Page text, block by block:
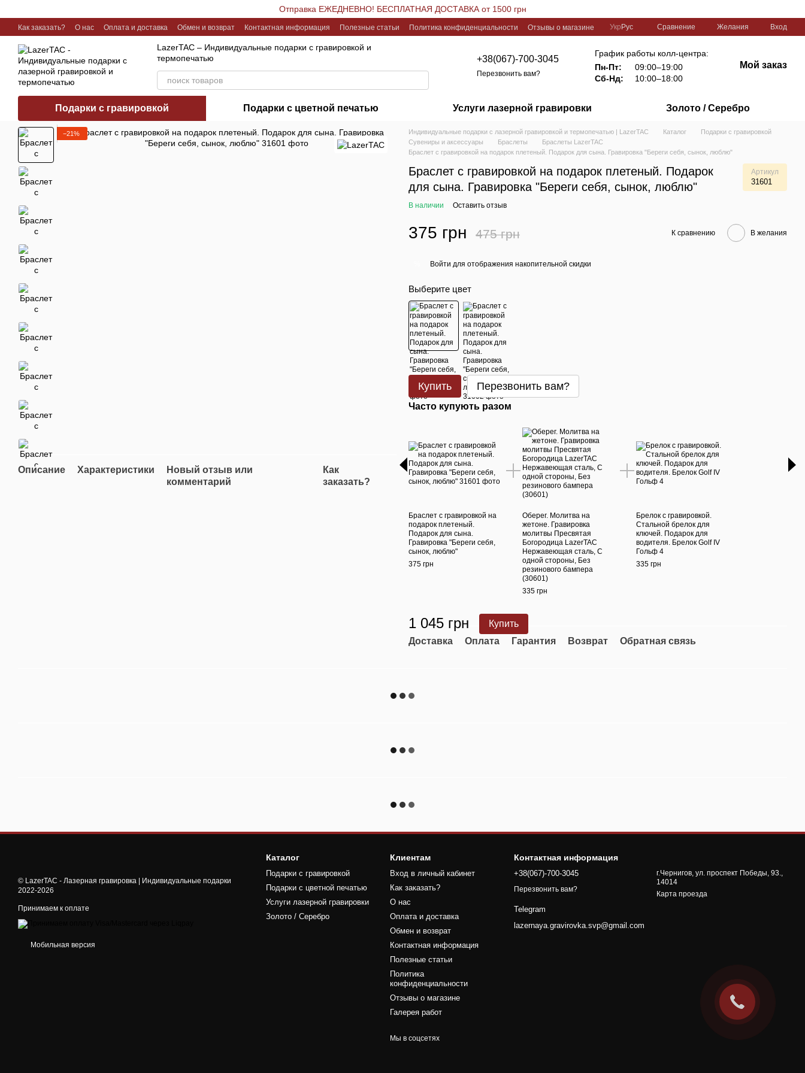
Отправка ЕЖЕДНЕВНО! БЕСПЛАТНАЯ ДОСТАВКА от 1500 грн
Как заказать? О нас Оплата и доставка Обмен и возврат Контактная информация Полезные статьи Политика конфиденциальности
Отзывы о магазине
Укр Рус Сравнение Желания Вход
LazerTAC – Индивидуальные подарки с гравировкой и
термопечатью
+38(067)-700-3045
Перезвонить вам?
График работы колл-центра:
Пн-Пт:
09:00–19:00
Сб-Нд:
10:00–18:00
Мой заказ
Подарки с гравировкой Подарки с цветной печатью Услуги лазерной гравировки Золото / Серебро
−21%
Описание Характеристики
Новый отзыв или
комментарий
Как
заказать?
Индивидуальные подарки с лазерной гравировкой и термопечатью | LazerTAC Каталог
Подарки с гравировкой
Сувениры и аксессуары
Браслеты
Браслеты LazerTAC
Браслет с гравировкой на подарок плетеный. Подарок для сына. Гравировка "Береги себя, сынок, люблю"
Браслет с гравировкой на подарок плетеный. Подарок
для сына. Гравировка "Береги себя, сынок, люблю"
Артикул
31601
В наличии Оставить отзыв
375 грн 475 грн К сравнению В желания
Войти для отображения накопительной скидки
Выберите цвет
Купить Перезвонить вам?
Часто купують разом
Браслет с гравировкой на
подарок плетеный.
Подарок для сына.
Гравировка "Береги себя,
сынок, люблю"
375 грн
Оберег. Молитва на
жетоне. Гравировка
молитвы Пресвятая
Богородица LazerTAC
Нержавеющая сталь, С
одной стороны, Без
резинового бампера
(30601)
335 грн
Брелок с гравировкой.
Стальной брелок для
ключей. Подарок для
водителя. Брелок Golf IV
Гольф 4
335 грн
1 045 грн Купить
Доставка Оплата Гарантия Возврат Обратная связь
© LazerTAC - Лазерная гравировка | Индивидуальные подарки
2022-2026
Принимаем к оплате
Мобильная версия
Каталог
Подарки с гравировкой
Подарки с цветной печатью
Услуги лазерной гравировки
Золото / Серебро
Клиентам
Вход в личный кабинет
Как заказать?
О нас
Оплата и доставка
Обмен и возврат
Контактная информация
Полезные статьи
Политика
конфиденциальности
Отзывы о магазине
Галерея работ
Мы в соцсетях
Контактная информация
+38(067)-700-3045
Перезвонить вам?
Telegram
lazernaya.gravirovka.svp@gmail.com
г.Чернигов, ул. проспект Победы, 93.,
14014
Карта проезда